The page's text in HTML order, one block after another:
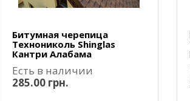
Битумная черепица
Технониколь Shinglas
Кантри Алабама
Есть в наличии
285.00 грн.